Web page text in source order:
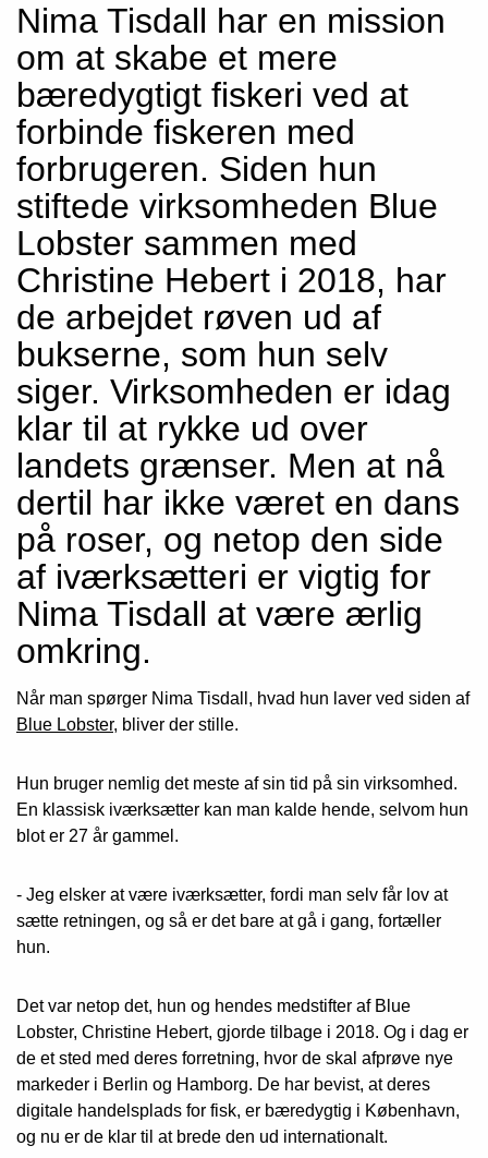
Nima Tisdall har en mission
om at skabe et mere
bæredygtigt fiskeri ved at
forbinde fiskeren med
forbrugeren. Siden hun
stiftede virksomheden Blue
Lobster sammen med
Christine Hebert i 2018, har
de arbejdet røven ud af
bukserne, som hun selv
siger. Virksomheden er idag
klar til at rykke ud over
landets grænser. Men at nå
dertil har ikke været en dans
på roser, og netop den side
af iværksætteri er vigtig for
Nima Tisdall at være ærlig
omkring.
Når man spørger Nima Tisdall, hvad hun laver ved siden af
Blue Lobster, bliver der stille.
Hun bruger nemlig det meste af sin tid på sin virksomhed.
En klassisk iværksætter kan man kalde hende, selvom hun
blot er 27 år gammel.
- Jeg elsker at være iværksætter, fordi man selv får lov at
sætte retningen, og så er det bare at gå i gang, fortæller
hun.
Det var netop det, hun og hendes medstifter af Blue
Lobster, Christine Hebert, gjorde tilbage i 2018. Og i dag er
de et sted med deres forretning, hvor de skal afprøve nye
markeder i Berlin og Hamborg. De har bevist, at deres
digitale handelsplads for fisk, er bæredygtig i København,
og nu er de klar til at brede den ud internationalt.